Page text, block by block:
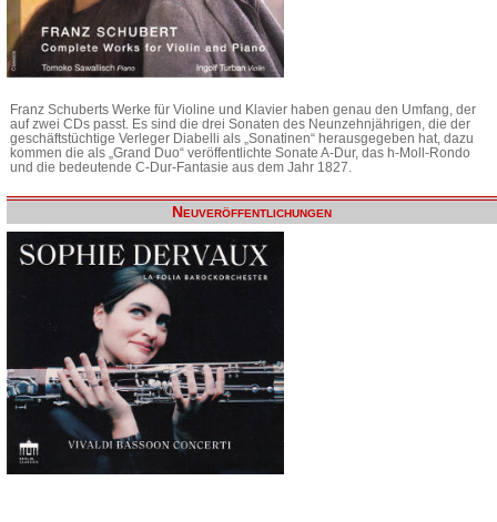
Franz Schuberts Werke für Violine und Klavier haben genau den Umfang, der
auf zwei CDs passt. Es sind die drei Sonaten des Neunzehnjährigen, die der
geschäftstüchtige Verleger Diabelli als „Sonatinen“ herausgegeben hat, dazu
kommen die als „Grand Duo“ veröffentlichte Sonate A-Dur, das h-Moll-Rondo
und die bedeutende C-Dur-Fantasie aus dem Jahr 1827.
Neuveröffentlichungen